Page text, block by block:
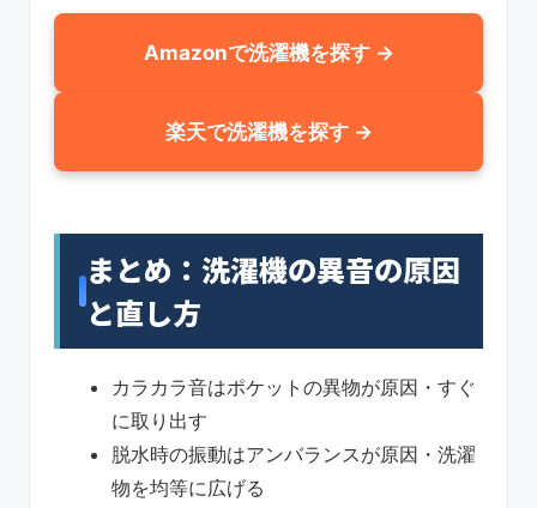
Amazonで洗濯機を探す →
楽天で洗濯機を探す →
まとめ：洗濯機の異音の原因
と直し方
カラカラ音はポケットの異物が原因・すぐ
に取り出す
脱水時の振動はアンバランスが原因・洗濯
物を均等に広げる